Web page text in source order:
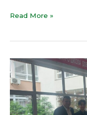
Read More »
Dodjela
diploma